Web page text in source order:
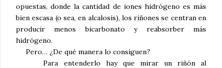
opuestas, donde la cantidad de iones hidrógeno es más
bien escasa (o sea, en alcalosis), los riñones se centran en
producir menos bicarbonato y reabsorber más
hidrógeno.
Pero… ¿De qué manera lo consiguen?
Para entenderlo hay que mirar un riñón al